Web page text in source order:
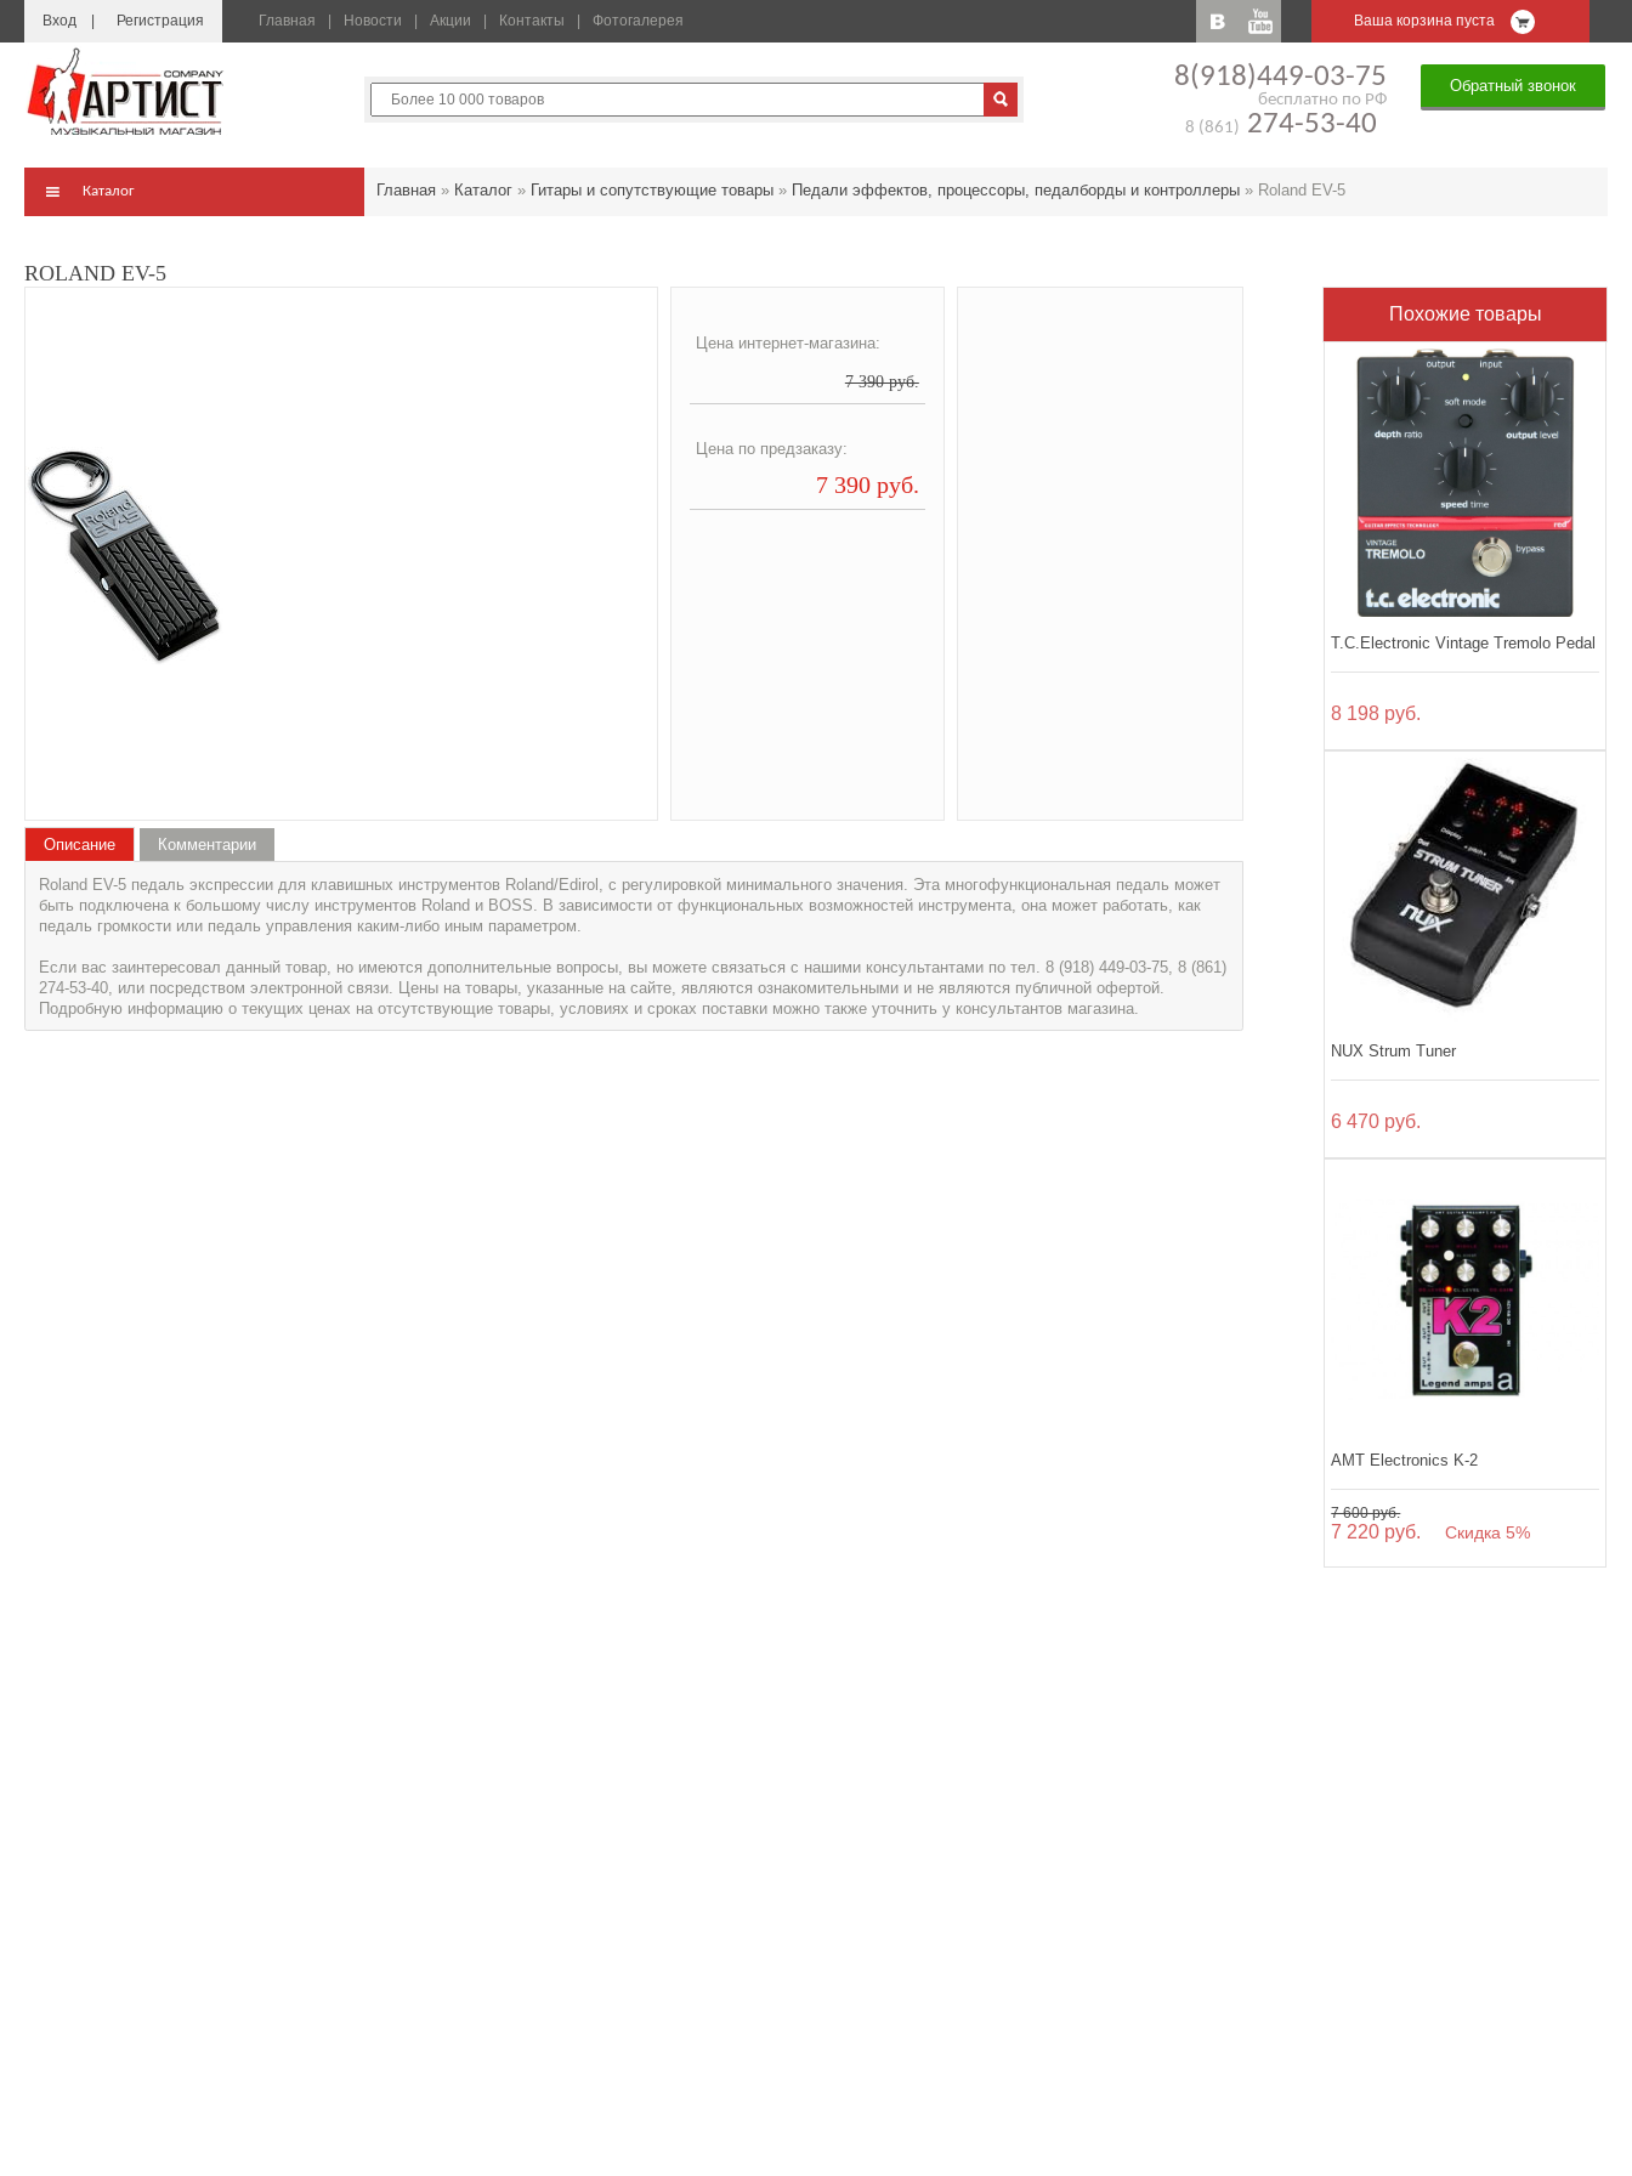
Вход Регистрация Главная Новости Акции Контакты Фотогалерея Ваша корзина пуста
8(918)449-03-75
бесплатно по РФ
8 (861) 274-53-40
Обратный звонок
Каталог Главная » Каталог » Гитары и сопутствующие товары » Педали эффектов, процессоры, педалборды и контроллеры » Roland EV-5
ROLAND EV-5
Цена интернет-магазина:
7 390 руб.
Цена по предзаказу:
7 390 руб.
Похожие товары
T.C.Electronic Vintage Tremolo Pedal
8 198 руб.
NUX Strum Tuner
6 470 руб.
AMT Electronics K-2
7 600 руб.
7 220 руб. Скидка 5%
Описание
Roland EV-5 педаль экспрессии для клавишных инструментов Roland/Edirol, с регулировкой минимального значения. Эта многофункциональная педаль может
быть подключена к большому числу инструментов Roland и BOSS. В зависимости от функциональных возможностей инструмента, она может работать, как
педаль громкости или педаль управления каким-либо иным параметром.
Если вас заинтересовал данный товар, но имеются дополнительные вопросы, вы можете связаться с нашими консультантами по тел. 8 (918) 449-03-75, 8 (861)
274-53-40, или посредством электронной связи. Цены на товары, указанные на сайте, являются ознакомительными и не являются публичной офертой.
Подробную информацию о текущих ценах на отсутствующие товары, условиях и сроках поставки можно также уточнить у консультантов магазина.
Комментарии